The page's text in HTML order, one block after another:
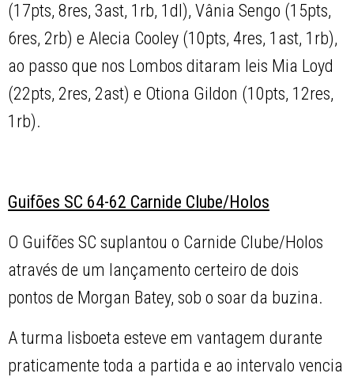
(17pts, 8res, 3ast, 1rb, 1dl), Vânia Sengo (15pts,
6res, 2rb) e Alecia Cooley (10pts, 4res, 1ast, 1rb),
ao passo que nos Lombos ditaram leis Mia Loyd
(22pts, 2res, 2ast) e Otiona Gildon (10pts, 12res,
1rb).
Guifões SC 64-62 Carnide Clube/Holos
O Guifões SC suplantou o Carnide Clube/Holos
através de um lançamento certeiro de dois
pontos de Morgan Batey, sob o soar da buzina.
A turma lisboeta esteve em vantagem durante
praticamente toda a partida e ao intervalo vencia